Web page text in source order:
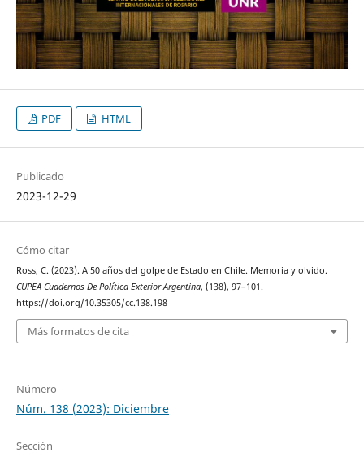
PDF HTML
Publicado
2023-12-29
Cómo citar
Ross, C. (2023). A 50 años del golpe de Estado en Chile. Memoria y olvido.
CUPEA Cuadernos De Política Exterior Argentina, (138), 97–101.
https://doi.org/10.35305/cc.138.198
Más formatos de cita
Número
Núm. 138 (2023): Diciembre
Sección